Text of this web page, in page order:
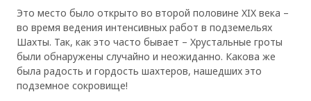
Это место было открыто во второй половине XIX века –
во время ведения интенсивных работ в подземельях
Шахты. Так, как это часто бывает – Хрустальные гроты
были обнаружены случайно и неожиданно. Какова же
была радость и гордость шахтеров, нашедших это
подземное сокровище!